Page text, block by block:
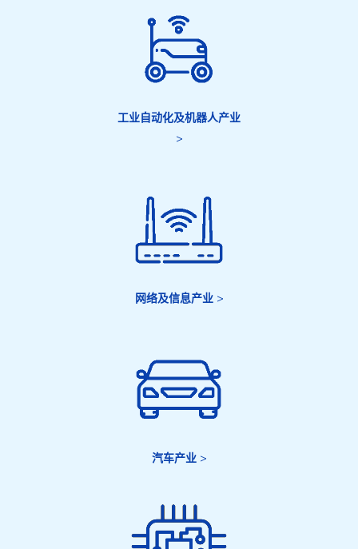
工业自动化及机器人产业
>
网络及信息产业>
汽车产业>